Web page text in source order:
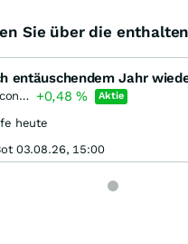
Sie über die
entäuschendem Jahr
Elmos Semiconductor +0,48% Aktie
heute
03.08.26, 15:00